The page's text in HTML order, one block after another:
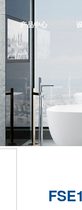
产品中心